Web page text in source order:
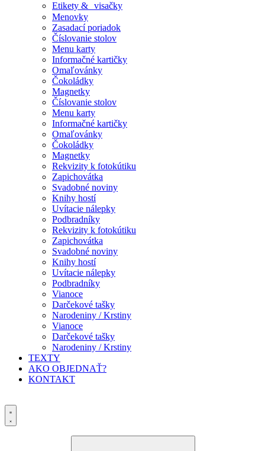
Etikety & visačky
Menovky
Zasadací poriadok
Číslovanie stolov
Menu karty
Informačné kartičky
Omaľovánky
Čokoládky
Magnetky
Číslovanie stolov
Menu karty
Informačné kartičky
Omaľovánky
Čokoládky
Magnetky
Rekvizity k fotokútiku
Zapichovátka
Svadobné noviny
Knihy hostí
Uvítacie nálepky
Podbradníky
Rekvizity k fotokútiku
Zapichovátka
Svadobné noviny
Knihy hostí
Uvítacie nálepky
Podbradníky
Vianoce
Darčekové tašky
Narodeniny / Krstiny
Vianoce
Darčekové tašky
Narodeniny / Krstiny
TEXTY
AKO OBJEDNAŤ?
KONTAKT